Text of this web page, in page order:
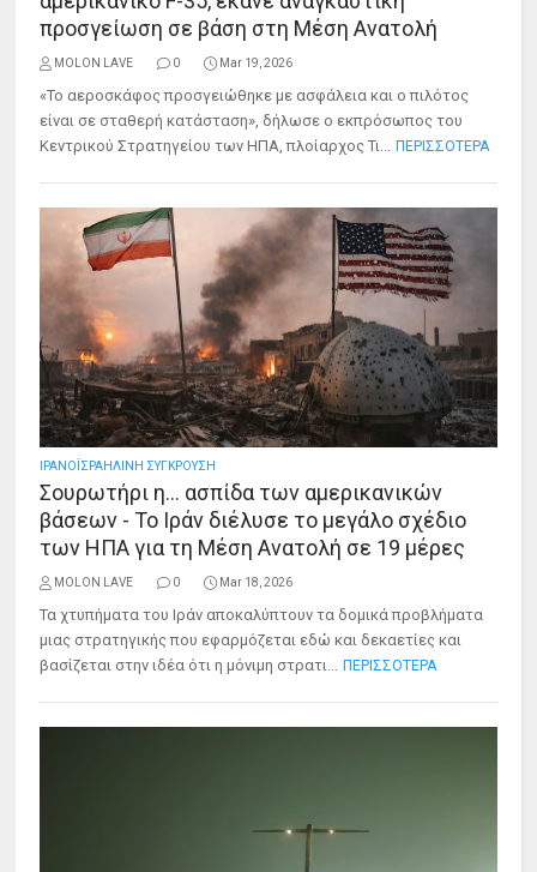
προσγείωση σε βάση στη Μέση Ανατολή
MOLON LAVE 0 Mar 19, 2026
«Το αεροσκάφος προσγειώθηκε με ασφάλεια και ο πιλότος
είναι σε σταθερή κατάσταση», δήλωσε ο εκπρόσωπος του
Κεντρικού Στρατηγείου των ΗΠΑ, πλοίαρχος Τι... ΠΕΡΙΣΣΟΤΕΡΑ
ΙΡΑΝΟΪΣΡΑΗΛΙΝΗ ΣΥΓΚΡΟΥΣΗ
Σουρωτήρι η… ασπίδα των αμερικανικών
βάσεων - Το Ιράν διέλυσε το μεγάλο σχέδιο
των ΗΠΑ για τη Μέση Ανατολή σε 19 μέρες
MOLON LAVE 0 Mar 18, 2026
Τα χτυπήματα του Ιράν αποκαλύπτουν τα δομικά προβλήματα
μιας στρατηγικής που εφαρμόζεται εδώ και δεκαετίες και
βασίζεται στην ιδέα ότι η μόνιμη στρατι... ΠΕΡΙΣΣΟΤΕΡΑ